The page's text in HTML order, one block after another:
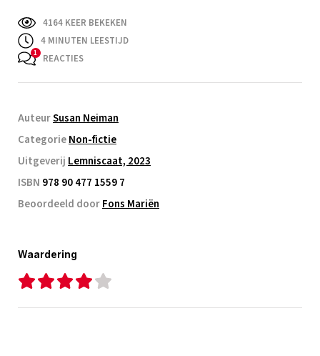
4164 KEER BEKEKEN
4 MINUTEN LEESTIJD
REACTIES
AuteurSusan Neiman
CategorieNon-fictie
Uitgeverij Lemniscaat, 2023
ISBN 978 90 477 1559 7
Beoordeeld doorFons Mariën
Waardering